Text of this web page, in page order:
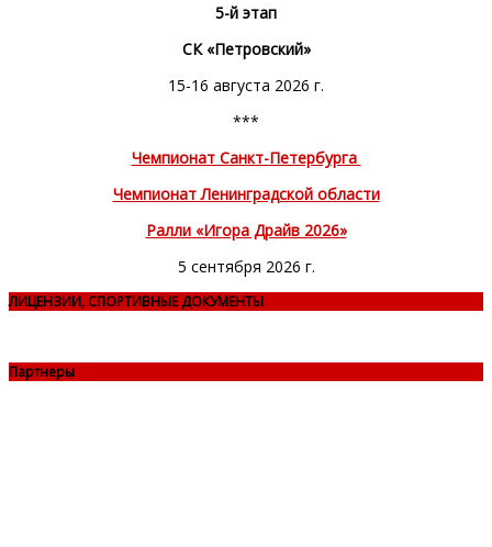
5-й этап
СК «Петровский»
15-16 августа 2026 г.
***
Чемпионат Санкт-Петербурга
Чемпионат Ленинградской области
Ралли «Игора Драйв 2026»
5 сентября 2026 г.
ЛИЦЕНЗИИ, СПОРТИВНЫЕ ДОКУМЕНТЫ
Партнеры